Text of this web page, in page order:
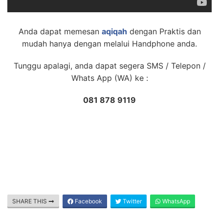
Anda dapat memesan aqiqah dengan Praktis dan
mudah hanya dengan melalui Handphone anda.
Tunggu apalagi, anda dapat segera SMS / Telepon /
Whats App (WA) ke :
081 878 9119
SHARE THIS Facebook Twitter WhatsApp